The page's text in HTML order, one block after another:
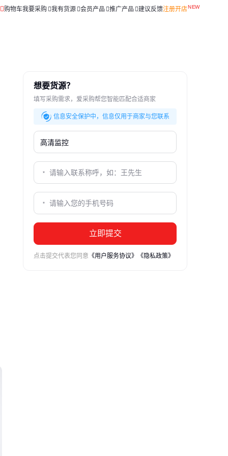
购物车我要采购 我有货源 会员产品 推广产品 建议反馈注册开店
想要货源？
填写采购需求，爱采购帮您智能匹配合适商家
信息安全保护中，信息仅用于商家与您联系
立即提交
点击提交代表您同意 《用户服务协议》 《隐私政策》